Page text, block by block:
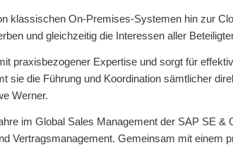
On-Premises-Systemen hin zur
und gleichzeitig die Interessen aller
praxisbezogener Expertise und sorgt für
die Führung und Koordination sämtlicher
Werner.
im Global Sales Management der SAP SE &
Vertragsmanagement. Gemeinsam mit einem